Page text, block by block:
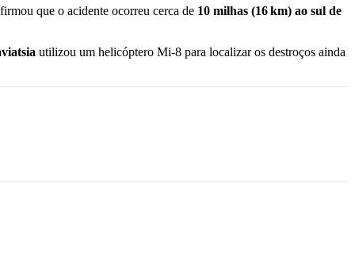
que o acidente ocorreu cerca de 10 milhas (16 km) ao sul de
utilizou um helicóptero Mi‑8 para localizar os destroços ainda